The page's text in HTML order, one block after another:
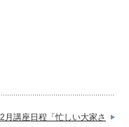
月講座日程「忙しい大家さ